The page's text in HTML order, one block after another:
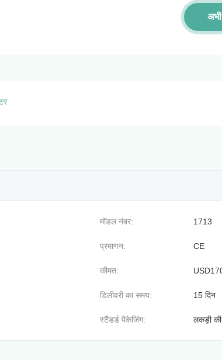
मॉडल नंबर: 1713
प्रमाणन: CE
कीमत:
डिलीवरी का समय: 15 दिन
स्टैंडर्ड पैकेजिंग: लकड़ी की